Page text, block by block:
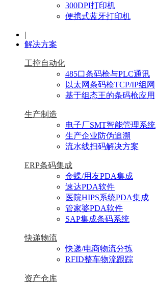
300DPI打印机
便携式蓝牙打印机
|
解决方案
工控自动化
485口条码枪与PLC通讯
以太网条码枪TCP/IP组网
基于组态王的条码枪应用
生产制造
电子厂SMT智能管理系统
生产企业防伪追溯
流水线扫码解决方案
ERP条码集成
金蝶/用友PDA集成
速达PDA软件
医院HIPS系统PDA集成
管家婆PDA软件
SAP集成条码系统
快递物流
快递/电商物流分拣
RFID整车物流跟踪
资产仓库